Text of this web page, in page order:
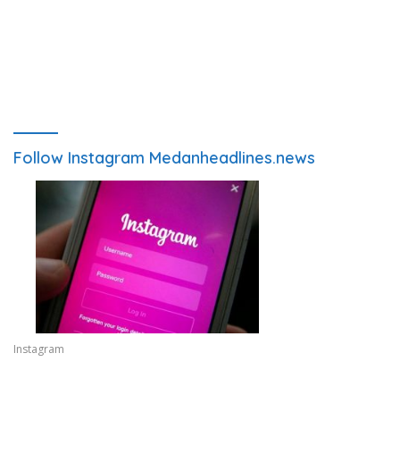
Follow Instagram Medanheadlines.news
Instagram